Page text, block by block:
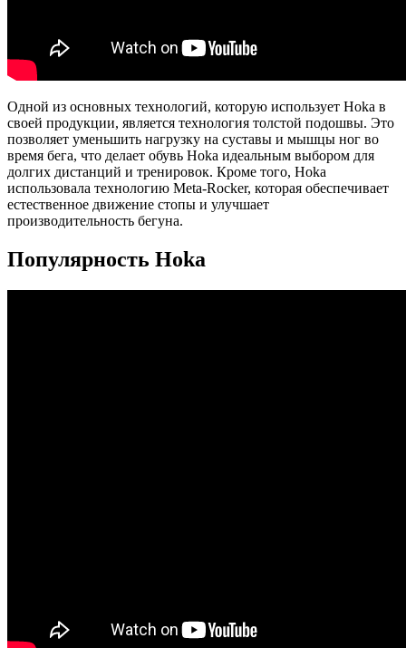
Одной из основных технологий, которую использует Hoka в
своей продукции, является технология толстой подошвы. Это
позволяет уменьшить нагрузку на суставы и мышцы ног во
время бега, что делает обувь Hoka идеальным выбором для
долгих дистанций и тренировок. Кроме того, Hoka
использовала технологию Meta-Rocker, которая обеспечивает
естественное движение стопы и улучшает
производительность бегуна.
Популярность Hoka